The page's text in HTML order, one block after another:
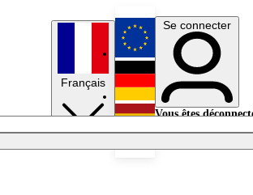
Français
English
Deutsch
Se connecter
Vous êtes